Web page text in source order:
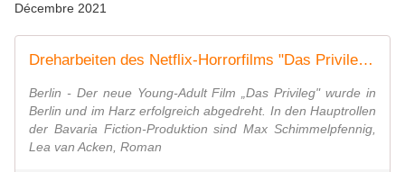
Décembre 2021
Dreharbeiten des Netflix-Horrorfilms "Das Privileg" abgeschlossen
Berlin - Der neue Young-Adult Film „Das Privileg" wurde in
Berlin und im Harz erfolgreich abgedreht. In den Hauptrollen
der Bavaria Fiction-Produktion sind Max Schimmelpfennig,
Lea van Acken, Roman